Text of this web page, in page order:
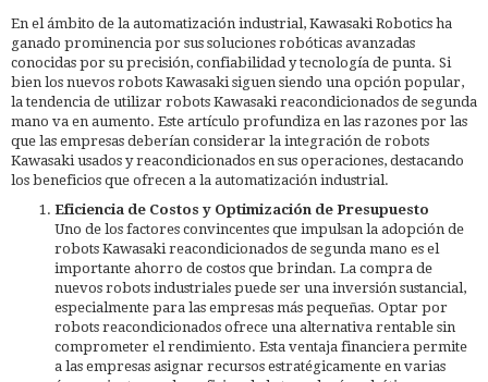
En el ámbito de la automatización industrial, Kawasaki Robotics ha
ganado prominencia por sus soluciones robóticas avanzadas
conocidas por su precisión, confiabilidad y tecnología de punta. Si
bien los nuevos robots Kawasaki siguen siendo una opción popular,
la tendencia de utilizar robots Kawasaki reacondicionados de segunda
mano va en aumento. Este artículo profundiza en las razones por las
que las empresas deberían considerar la integración de robots
Kawasaki usados y reacondicionados en sus operaciones, destacando
los beneficios que ofrecen a la automatización industrial.
Eficiencia de Costos y Optimización de Presupuesto
Uno de los factores convincentes que impulsan la adopción de
robots Kawasaki reacondicionados de segunda mano es el
importante ahorro de costos que brindan. La compra de
nuevos robots industriales puede ser una inversión sustancial,
especialmente para las empresas más pequeñas. Optar por
robots reacondicionados ofrece una alternativa rentable sin
comprometer el rendimiento. Esta ventaja financiera permite
a las empresas asignar recursos estratégicamente en varias